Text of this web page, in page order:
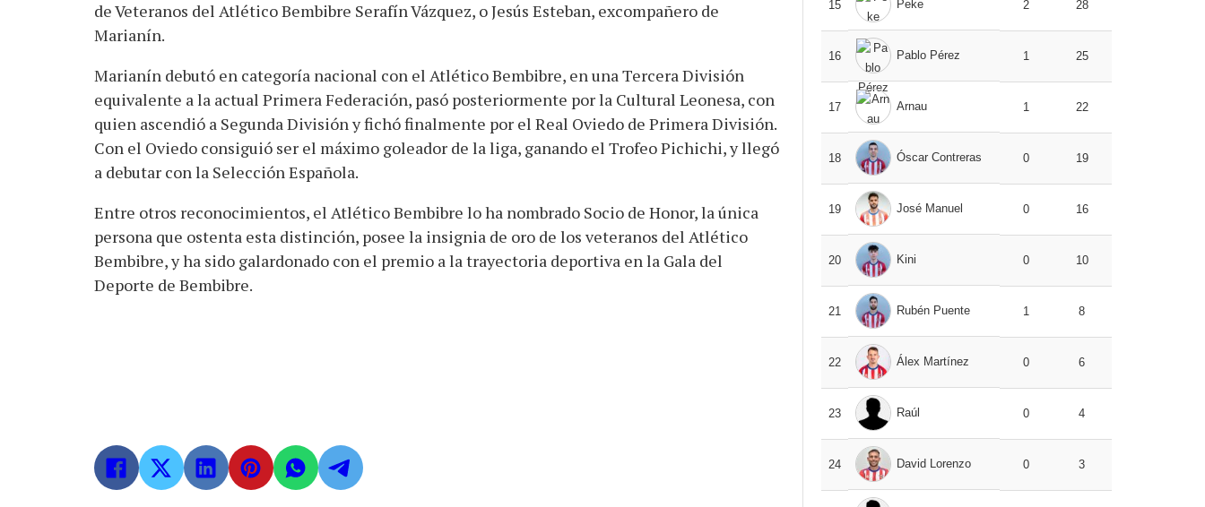
de Veteranos del Atlético Bembibre Serafín Vázquez, o Jesús Esteban, excompañero de
Marianín.
Marianín debutó en categoría nacional con el Atlético Bembibre, en una Tercera División
equivalente a la actual Primera Federación, pasó posteriormente por la Cultural Leonesa, con
quien ascendió a Segunda División y fichó finalmente por el Real Oviedo de Primera División.
Con el Oviedo consiguió ser el máximo goleador de la liga, ganando el Trofeo Pichichi, y llegó
a debutar con la Selección Española.
Entre otros reconocimientos, el Atlético Bembibre lo ha nombrado Socio de Honor, la única
persona que ostenta esta distinción, posee la insignia de oro de los veteranos del Atlético
Bembibre, y ha sido galardonado con el premio a la trayectoria deportiva en la Gala del
Deporte de Bembibre.
15 Peke 2 28
16 Pablo Pérez 1 25
17 Arnau 1 22
18 Óscar Contreras 0 19
19 José Manuel 0 16
20 Kini 0 10
21 Rubén Puente 1 8
22 Álex Martínez 0 6
23 Raúl 0 4
24 David Lorenzo 0 3